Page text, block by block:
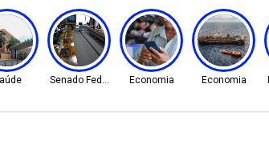
Senado Federal Economia Economia